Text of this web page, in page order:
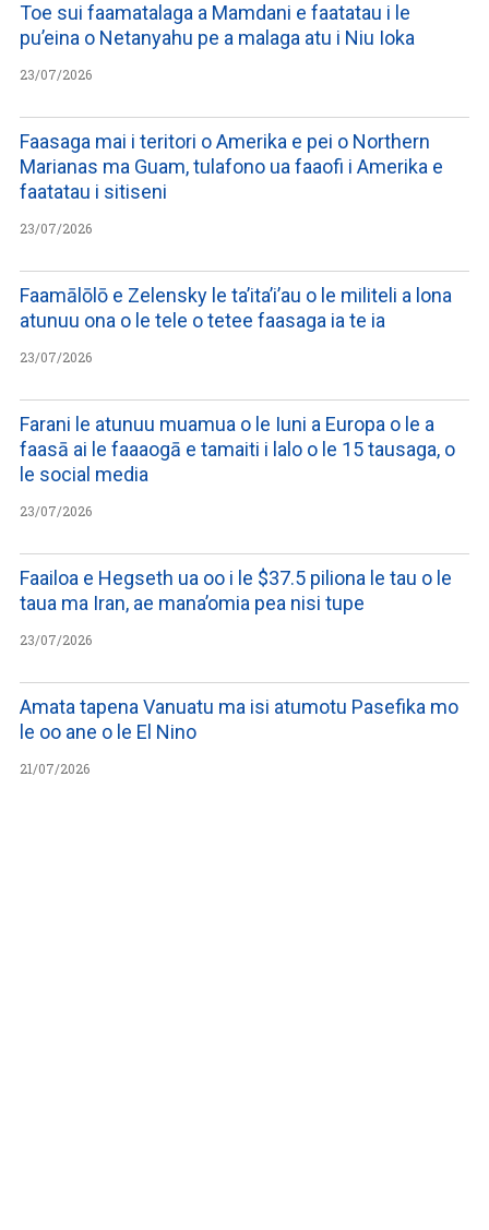
Toe sui faamatalaga a Mamdani e faatatau i le
pu’eina o Netanyahu pe a malaga atu i Niu Ioka
23/07/2026
Faasaga mai i teritori o Amerika e pei o Northern
Marianas ma Guam, tulafono ua faaofi i Amerika e
faatatau i sitiseni
23/07/2026
Faamālōlō e Zelensky le ta’ita’i’au o le militeli a lona
atunuu ona o le tele o tetee faasaga ia te ia
23/07/2026
Farani le atunuu muamua o le Iuni a Europa o le a
faasā ai le faaaogā e tamaiti i lalo o le 15 tausaga, o
le social media
23/07/2026
Faailoa e Hegseth ua oo i le $37.5 piliona le tau o le
taua ma Iran, ae mana’omia pea nisi tupe
23/07/2026
Amata tapena Vanuatu ma isi atumotu Pasefika mo
le oo ane o le El Nino
21/07/2026